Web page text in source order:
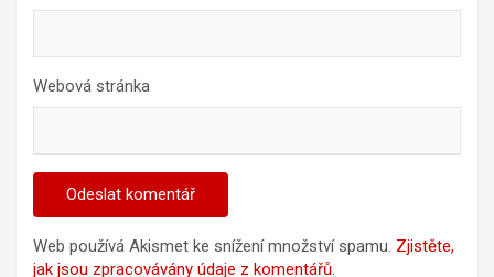
Webová stránka
Web používá Akismet ke snížení množství spamu. Zjistěte,
jak jsou zpracovávány údaje z komentářů.